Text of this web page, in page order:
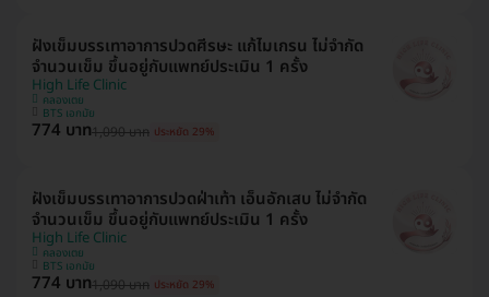
ฝังเข็มบรรเทาอาการปวดศีรษะ แก้ไมเกรน ไม่จำกัด
จำนวนเข็ม ขึ้นอยู่กับแพทย์ประเมิน 1 ครั้ง
High Life Clinic
คลองเตย
BTS เอกมัย
774 บาท1,090 บาท ประหยัด 29%
ฝังเข็มบรรเทาอาการปวดฝ่าเท้า เอ็นอักเสบ ไม่จำกัด
จำนวนเข็ม ขึ้นอยู่กับแพทย์ประเมิน 1 ครั้ง
High Life Clinic
คลองเตย
BTS เอกมัย
774 บาท1,090 บาท ประหยัด 29%